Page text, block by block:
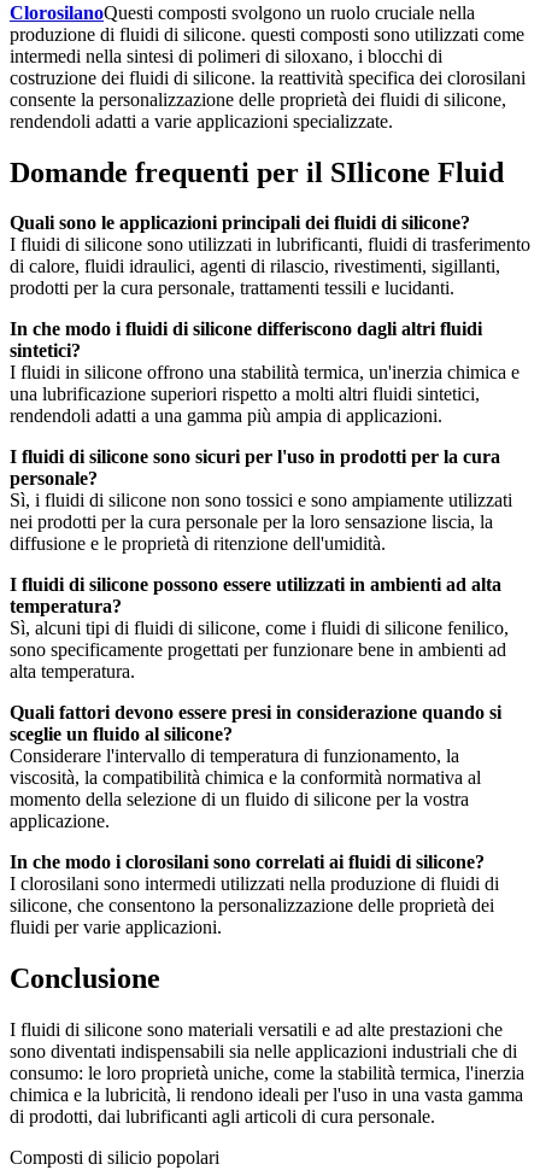
ClorosilanoQuesti composti svolgono un ruolo cruciale nella
produzione di fluidi di silicone. questi composti sono utilizzati come
intermedi nella sintesi di polimeri di siloxano, i blocchi di
costruzione dei fluidi di silicone. la reattività specifica dei clorosilani
consente la personalizzazione delle proprietà dei fluidi di silicone,
rendendoli adatti a varie applicazioni specializzate.
Domande frequenti per il SIlicone Fluid
Quali sono le applicazioni principali dei fluidi di silicone?
I fluidi di silicone sono utilizzati in lubrificanti, fluidi di trasferimento
di calore, fluidi idraulici, agenti di rilascio, rivestimenti, sigillanti,
prodotti per la cura personale, trattamenti tessili e lucidanti.
In che modo i fluidi di silicone differiscono dagli altri fluidi
sintetici?
I fluidi in silicone offrono una stabilità termica, un'inerzia chimica e
una lubrificazione superiori rispetto a molti altri fluidi sintetici,
rendendoli adatti a una gamma più ampia di applicazioni.
I fluidi di silicone sono sicuri per l'uso in prodotti per la cura
personale?
Sì, i fluidi di silicone non sono tossici e sono ampiamente utilizzati
nei prodotti per la cura personale per la loro sensazione liscia, la
diffusione e le proprietà di ritenzione dell'umidità.
I fluidi di silicone possono essere utilizzati in ambienti ad alta
temperatura?
Sì, alcuni tipi di fluidi di silicone, come i fluidi di silicone fenilico,
sono specificamente progettati per funzionare bene in ambienti ad
alta temperatura.
Quali fattori devono essere presi in considerazione quando si
sceglie un fluido al silicone?
Considerare l'intervallo di temperatura di funzionamento, la
viscosità, la compatibilità chimica e la conformità normativa al
momento della selezione di un fluido di silicone per la vostra
applicazione.
In che modo i clorosilani sono correlati ai fluidi di silicone?
I clorosilani sono intermedi utilizzati nella produzione di fluidi di
silicone, che consentono la personalizzazione delle proprietà dei
fluidi per varie applicazioni.
Conclusione
I fluidi di silicone sono materiali versatili e ad alte prestazioni che
sono diventati indispensabili sia nelle applicazioni industriali che di
consumo: le loro proprietà uniche, come la stabilità termica, l'inerzia
chimica e la lubricità, li rendono ideali per l'uso in una vasta gamma
di prodotti, dai lubrificanti agli articoli di cura personale.
Composti di silicio popolari